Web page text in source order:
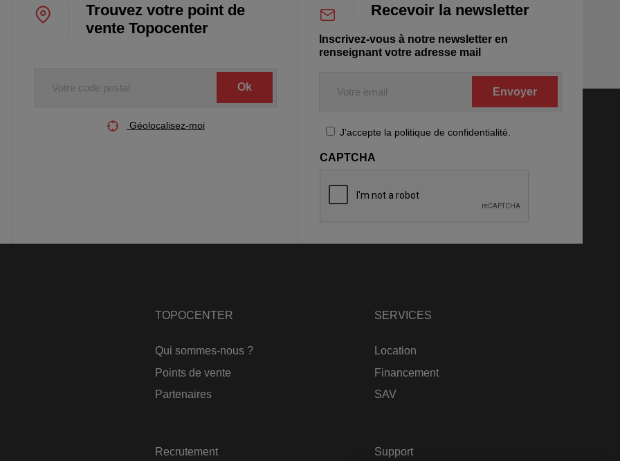
Trouvez votre point de
vente Topocenter
code
Géolocalisez-moi
Recevoir la newsletter
Inscrivez-vous à notre newsletter en
renseignant votre adresse mail
email
CAPTCHA
RGPDJ’accepte la politique de confidentialité.
TOPOCENTER
Qui sommes-nous ?
Points de vente
Partenaires
Recrutement
SERVICES
Location
Financement
SAV
Support